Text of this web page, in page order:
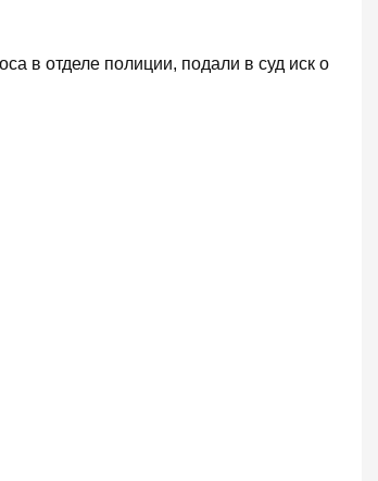
в отделе полиции, подали в суд иск о